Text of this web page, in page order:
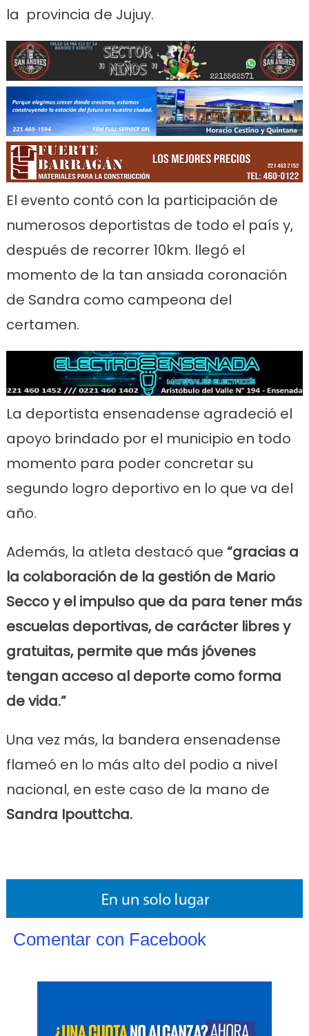
la provincia de Jujuy.
El evento contó con la participación de
numerosos deportistas de todo el país y,
después de recorrer 10km. llegó el
momento de la tan ansiada coronación
de Sandra como campeona del
certamen.
La deportista ensenadense agradeció el
apoyo brindado por el municipio en todo
momento para poder concretar su
segundo logro deportivo en lo que va del
año.
Además, la atleta destacó que “gracias a
la colaboración de la gestión de Mario
Secco y el impulso que da para tener más
escuelas deportivas, de carácter libres y
gratuitas, permite que más jóvenes
tengan acceso al deporte como forma
de vida.”
Una vez más, la bandera ensenadense
flameó en lo más alto del podio a nivel
nacional, en este caso de la mano de
Sandra Ipouttcha.
Comentar con Facebook